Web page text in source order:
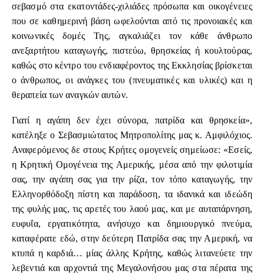
σεβασμό στα εκατοντάδες-χιλιάδες πρόσωπα και οικογένειες
που σε καθημερινή βάση ωφελούνται από τις προνοιακές και
κοινωνικές δομές Της, αγκαλιάζει τον κάθε άνθρωπο
ανεξαρτήτου καταγωγής, πιστεύω, θρησκείας ή κουλτούρας,
καθώς στο κέντρο του ενδιαφέροντος της Εκκλησίας βρίσκεται
ο άνθρωπος, οι ανάγκες του (πνευματικές και υλικές) και η
θεραπεία των αναγκών αυτών.
Γιατί η αγάπη δεν έχει σύνορα, πατρίδα και θρησκεία»,
κατέληξε ο Σεβασμιώτατος Μητροπολίτης μας κ. Αμφιλόχιος.
Αναφερόμενος δε στους Κρήτες ομογενείς σημείωσε: «Εσείς,
η Κρητική Ομογένεια της Αμερικής, μέσα από την φιλοτιμία
σας, την αγάπη σας για την ρίζα, τον τόπο καταγωγής, την
Ελληνορθόδοξη πίστη και παράδοση, τα ιδανικά και ιδεώδη
της φυλής μας, τις αρετές του λαού μας, και με αυταπάρνηση,
ευφυΐα, εργατικότητα, ανήσυχο και δημιουργικό πνεύμα,
καταφέρατε εδώ, στην δεύτερη Πατρίδα σας την Αμερική, να
κτυπά η καρδιά… μίας άλλης Κρήτης, καθώς λιτανεύετε την
λεβεντιά και αρχοντιά της Μεγαλονήσου μας στα πέρατα της